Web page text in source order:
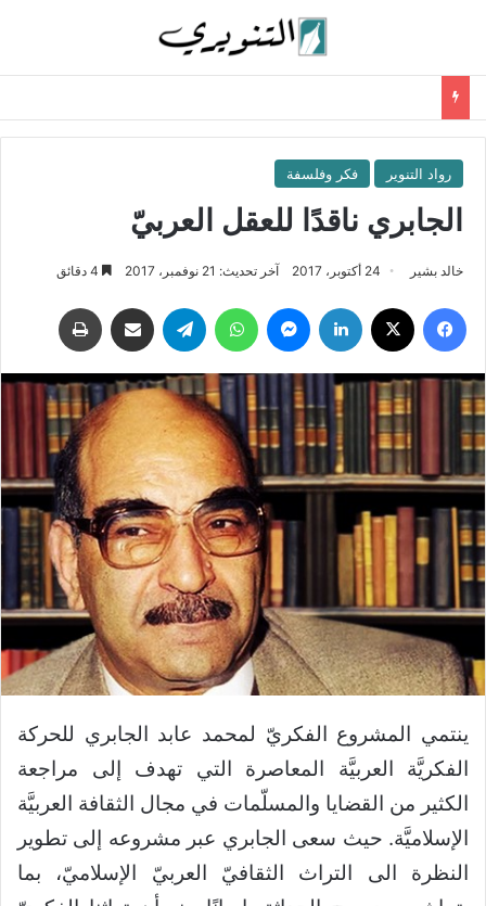
رواد التنوير فكر وفلسفة
الجابري ناقدًا للعقل العربيّ
خالد بشير 24 أكتوبر، 2017 آخر تحديث: 21 نوفمبر، 2017
ينتمي المشروع الفكريّ لمحمد عابد الجابري للحركة
الفكريَّة العربيَّة المعاصرة التي تهدف إلى مراجعة
الكثير من القضايا والمسلّمات في مجال الثقافة العربيَّة
الإسلاميَّة. حيث سعى الجابري عبر مشروعه إلى تطوير
النظرة الى التراث الثقافيّ العربيّ الإسلاميّ، بما